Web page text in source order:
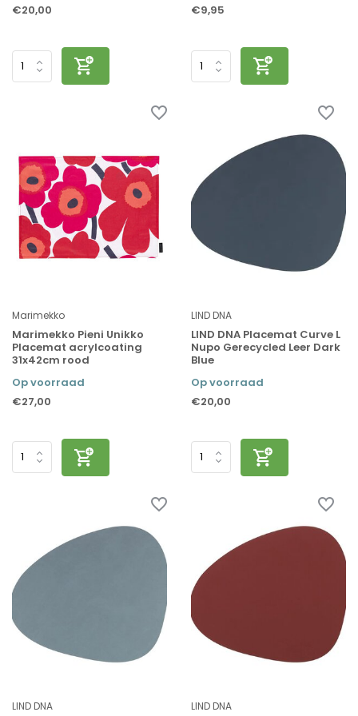
€20,00
€9,95
Marimekko
Marimekko Pieni Unikko
Placemat acrylcoating
31x42cm rood
Op voorraad
€27,00
LIND DNA
LIND DNA Placemat Curve L
Nupo Gerecycled Leer Dark
Blue
Op voorraad
€20,00
LIND DNA LIND DNA